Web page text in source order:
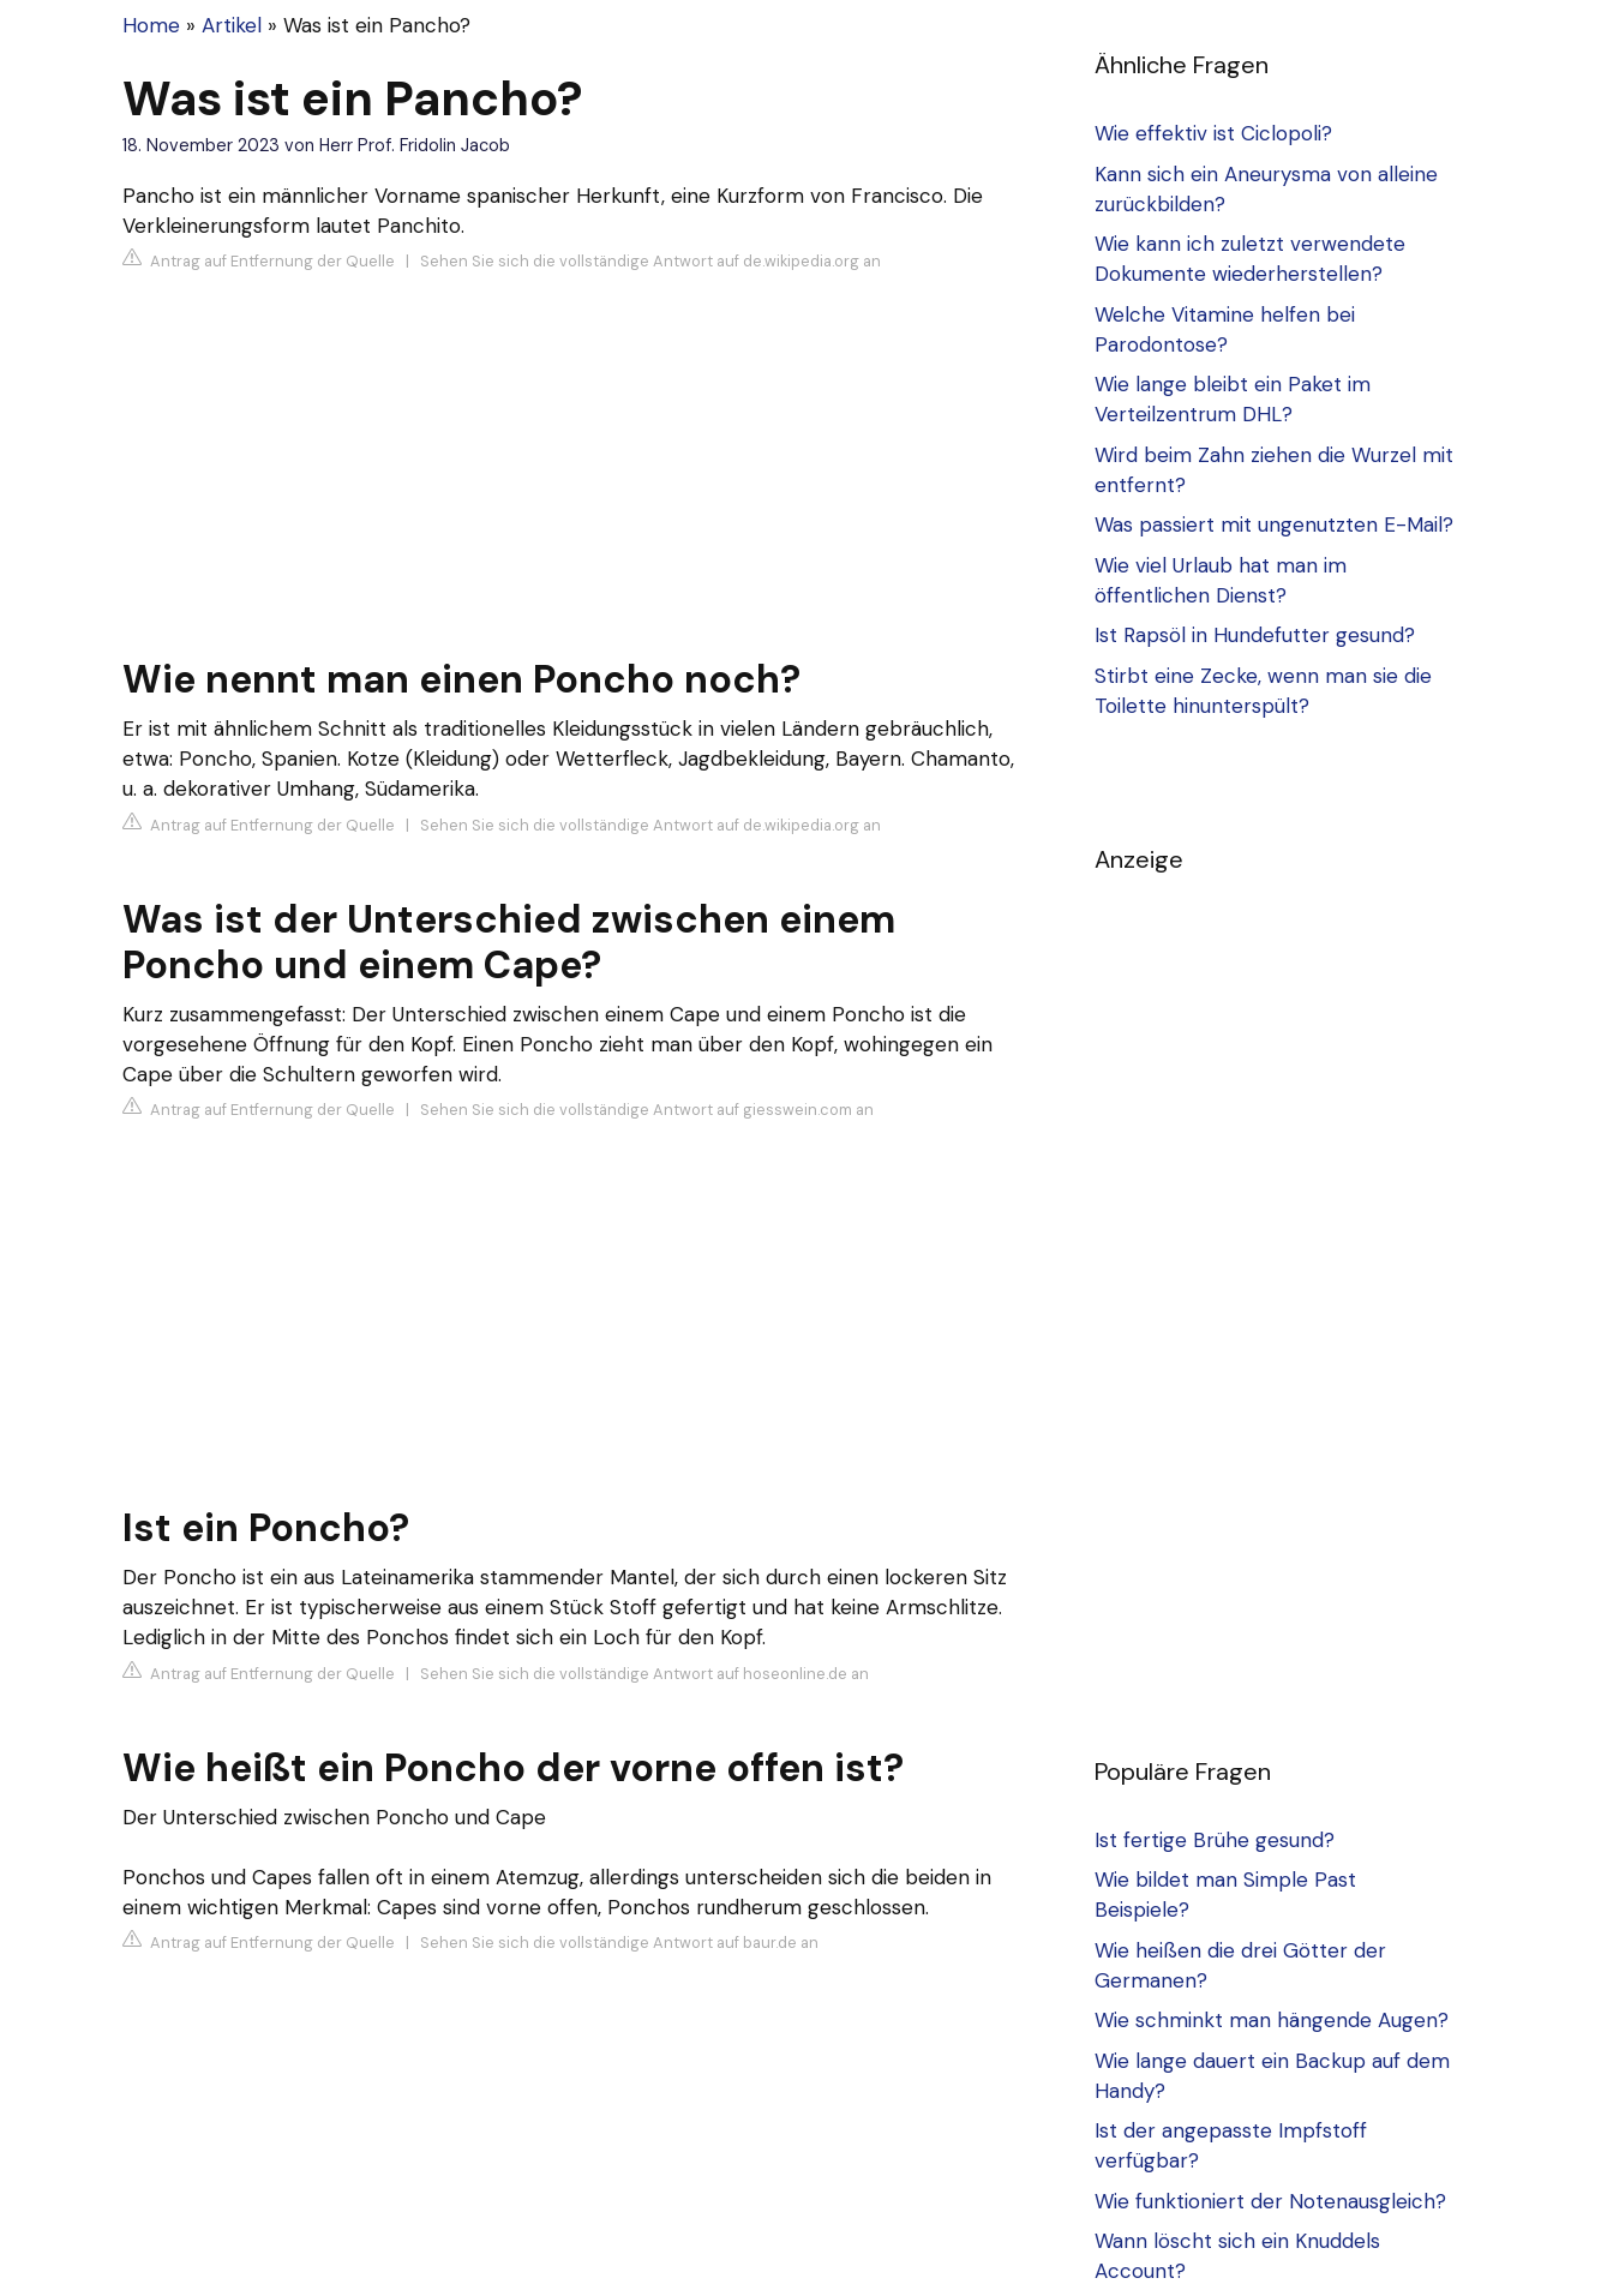
Home » Artikel » Was ist ein Pancho?
Was ist ein Pancho?
18. November 2023 von Herr Prof. Fridolin Jacob
Pancho ist ein männlicher Vorname spanischer Herkunft, eine Kurzform von Francisco. Die
Verkleinerungsform lautet Panchito.
Antrag auf Entfernung der Quelle | Sehen Sie sich die vollständige Antwort auf de.wikipedia.org an
Wie nennt man einen Poncho noch?
Er ist mit ähnlichem Schnitt als traditionelles Kleidungsstück in vielen Ländern gebräuchlich,
etwa: Poncho, Spanien. Kotze (Kleidung) oder Wetterfleck, Jagdbekleidung, Bayern. Chamanto,
u. a. dekorativer Umhang, Südamerika.
Antrag auf Entfernung der Quelle | Sehen Sie sich die vollständige Antwort auf de.wikipedia.org an
Was ist der Unterschied zwischen einem
Poncho und einem Cape?
Kurz zusammengefasst: Der Unterschied zwischen einem Cape und einem Poncho ist die
vorgesehene Öffnung für den Kopf. Einen Poncho zieht man über den Kopf, wohingegen ein
Cape über die Schultern geworfen wird.
Antrag auf Entfernung der Quelle | Sehen Sie sich die vollständige Antwort auf giesswein.com an
Ist ein Poncho?
Der Poncho ist ein aus Lateinamerika stammender Mantel, der sich durch einen lockeren Sitz
auszeichnet. Er ist typischerweise aus einem Stück Stoff gefertigt und hat keine Armschlitze.
Lediglich in der Mitte des Ponchos findet sich ein Loch für den Kopf.
Antrag auf Entfernung der Quelle | Sehen Sie sich die vollständige Antwort auf hoseonline.de an
Wie heißt ein Poncho der vorne offen ist?
Der Unterschied zwischen Poncho und Cape
Ponchos und Capes fallen oft in einem Atemzug, allerdings unterscheiden sich die beiden in
einem wichtigen Merkmal: Capes sind vorne offen, Ponchos rundherum geschlossen.
Antrag auf Entfernung der Quelle | Sehen Sie sich die vollständige Antwort auf baur.de an
Ähnliche Fragen
Wie effektiv ist Ciclopoli?
Kann sich ein Aneurysma von alleine
zurückbilden?
Wie kann ich zuletzt verwendete
Dokumente wiederherstellen?
Welche Vitamine helfen bei
Parodontose?
Wie lange bleibt ein Paket im
Verteilzentrum DHL?
Wird beim Zahn ziehen die Wurzel mit
entfernt?
Was passiert mit ungenutzten E-Mail?
Wie viel Urlaub hat man im
öffentlichen Dienst?
Ist Rapsöl in Hundefutter gesund?
Stirbt eine Zecke, wenn man sie die
Toilette hinunterspült?
Anzeige
Populäre Fragen
Ist fertige Brühe gesund?
Wie bildet man Simple Past
Beispiele?
Wie heißen die drei Götter der
Germanen?
Wie schminkt man hängende Augen?
Wie lange dauert ein Backup auf dem
Handy?
Ist der angepasste Impfstoff
verfügbar?
Wie funktioniert der Notenausgleich?
Wann löscht sich ein Knuddels
Account?